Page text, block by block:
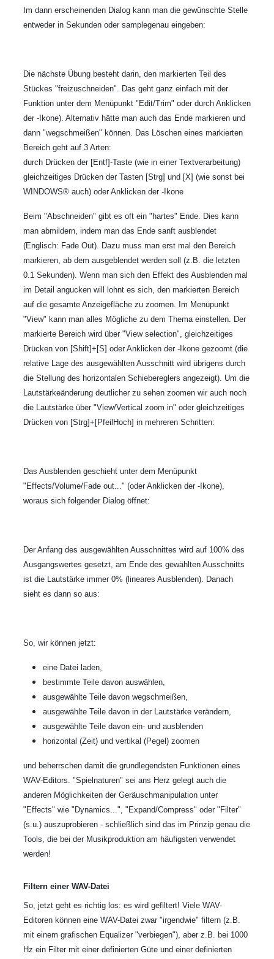
Im dann erscheinenden Dialog kann man die gewünschte Stelle
entweder in Sekunden oder samplegenau eingeben:
Die nächste Übung besteht darin, den markierten Teil des
Stückes "freizuschneiden". Das geht ganz einfach mit der
Funktion unter dem Menüpunkt "Edit/Trim" oder durch Anklicken
der -Ikone). Alternativ hätte man auch das Ende markieren und
dann "wegschmeißen" können. Das Löschen eines markierten
Bereich geht auf 3 Arten:
durch Drücken der [Entf]-Taste (wie in einer Textverarbeitung)
gleichzeitiges Drücken der Tasten [Strg] und [X] (wie sonst bei
WINDOWS® auch) oder Anklicken der -Ikone
Beim "Abschneiden" gibt es oft ein "hartes" Ende. Dies kann
man abmildern, indem man das Ende sanft ausblendet
(Englisch: Fade Out). Dazu muss man erst mal den Bereich
markieren, ab dem ausgeblendet werden soll (z.B. die letzten
0.1 Sekunden). Wenn man sich den Effekt des Ausblenden mal
im Detail angucken will lohnt es sich, den markierten Bereich
auf die gesamte Anzeigefläche zu zoomen. Im Menüpunkt
"View" kann man alles Mögliche zu dem Thema einstellen. Der
markierte Bereich wird über "View selection", gleichzeitiges
Drücken von [Shift]+[S] oder Anklicken der -Ikone gezoomt (die
relative Lage des ausgewählten Ausschnitt wird übrigens durch
die Stellung des horizontalen Schiebereglers angezeigt). Um die
Lautstärkeänderung deutlicher zu sehen zoomen wir auch noch
die Lautstärke über "View/Vertical zoom in" oder gleichzeitiges
Drücken von [Strg]+[PfeilHoch] in mehreren Schritten:
Das Ausblenden geschieht unter dem Menüpunkt
"Effects/Volume/Fade out..." (oder Anklicken der -Ikone),
woraus sich folgender Dialog öffnet:
Der Anfang des ausgewählten Ausschnittes wird auf 100% des
Ausgangswertes gesetzt, am Ende des gewählten Ausschnitts
ist die Lautstärke immer 0% (lineares Ausblenden). Danach
sieht es dann so aus:
So, wir können jetzt:
eine Datei laden,
bestimmte Teile davon auswählen,
ausgewählte Teile davon wegschmeißen,
ausgewählte Teile davon in der Lautstärke verändern,
ausgewählte Teile davon ein- und ausblenden
horizontal (Zeit) und vertikal (Pegel) zoomen
und beherrschen damit die grundlegendsten Funktionen eines
WAV-Editors. "Spielnaturen" sei ans Herz gelegt auch die
anderen Möglichkeiten der Geräuschmanipulation unter
"Effects" wie "Dynamics...", "Expand/Compress" oder "Filter"
(s.u.) auszuprobieren - schließlich sind das im Prinzip genau die
Tools, die bei der Musikproduktion am häufigsten verwendet
werden!
Filtern einer WAV-Datei
So, jetzt geht es richtig los: es wird gefiltert! Viele WAV-
Editoren können eine WAV-Datei zwar "irgendwie" filtern (z.B.
mit einem grafischen Equalizer "verbiegen"), aber z.B. bei 1000
Hz ein Filter mit einer definierten Güte und einer definierten